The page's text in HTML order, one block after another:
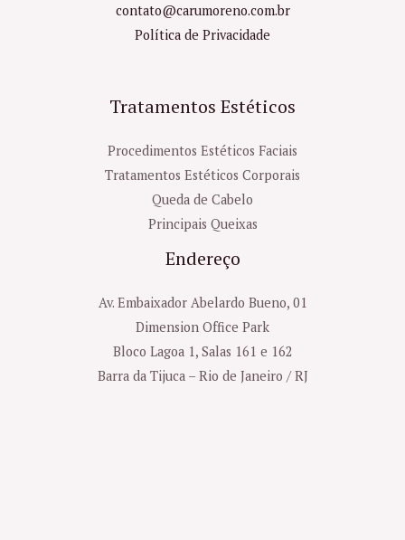
contato@carumoreno.com.br
Política de Privacidade
Tratamentos Estéticos
Procedimentos Estéticos Faciais
Tratamentos Estéticos Corporais
Queda de Cabelo
Principais Queixas
Endereço
Av. Embaixador Abelardo Bueno, 01
Dimension Office Park
Bloco Lagoa 1, Salas 161 e 162
Barra da Tijuca – Rio de Janeiro / RJ